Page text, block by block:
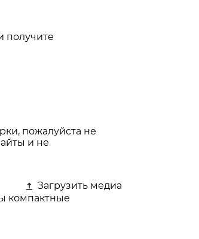
получите
пожалуйста не
и не
Загрузить медиа
компактные